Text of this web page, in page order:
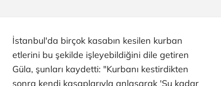
İstanbul'da birçok kasabın kesilen kurban
etlerini bu şekilde işleyebildiğini dile getiren
Güla, şunları kaydetti: "Kurbanı kestirdikten
sonra kendi kasaplarıyla anlaşarak 'Şu kadar